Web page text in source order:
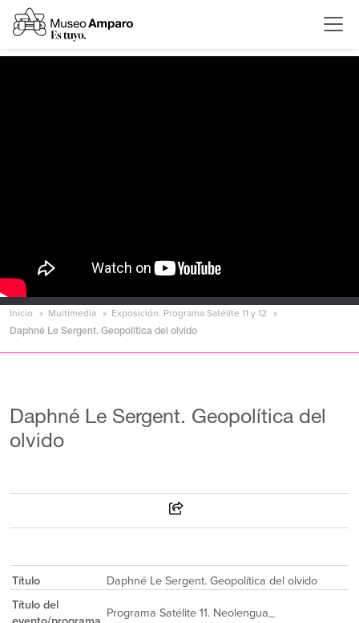
Inicio Multimedia Exposición. Programa Satélite 11 y 12
Daphné Le Sergent. Geopolítica del olvido
Daphné Le Sergent. Geopolítica del
olvido
Título
Daphné Le Sergent. Geopolítica del olvido
Título del
Programa Satélite 11. Neolengua_